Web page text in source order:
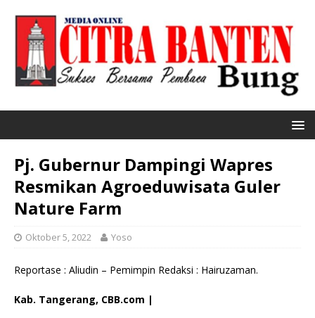
Pj. Gubernur Dampingi Wapres
Resmikan Agroeduwisata Guler
Nature Farm
Oktober 5, 2022 Yoso
Reportase : Aliudin – Pemimpin Redaksi : Hairuzaman.
Kab. Tangerang, CBB.com |